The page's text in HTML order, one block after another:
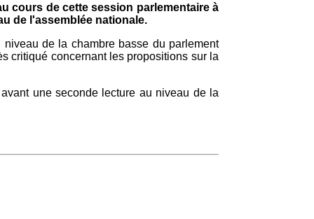
cours de cette session parlementaire à
de l'assemblée nationale.
de la chambre basse du parlement
critiqué concernant les propositions sur la
une seconde lecture au niveau de la